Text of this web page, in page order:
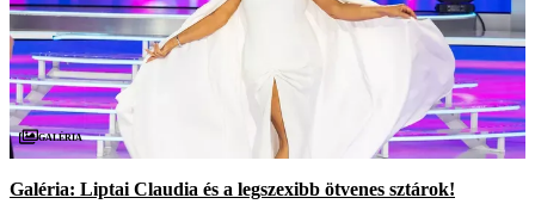
Galéria
Galéria: Liptai Claudia és a legszexibb ötvenes sztárok!